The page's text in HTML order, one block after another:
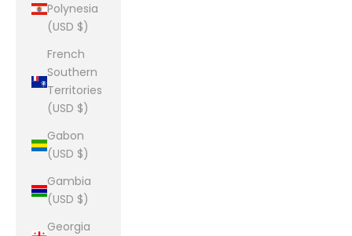
Polynesia
(USD $)
French
Southern
Territories
(USD $)
Gabon
(USD $)
Gambia
(USD $)
Georgia